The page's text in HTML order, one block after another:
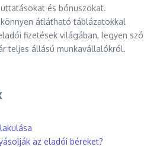
és bónuszokat.
átlátható táblázatokkal
fizetések világában, legyen szó
teljes állású munkavállalókról.
az eladói béreket?